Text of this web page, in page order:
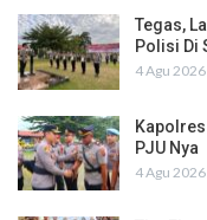
Tegas,
Polisi Di
4 Agu 2026
PJU Nya
4 Agu 2026